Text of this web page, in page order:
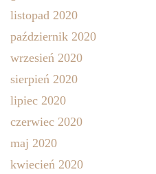
listopad 2020
październik 2020
wrzesień 2020
sierpień 2020
lipiec 2020
czerwiec 2020
maj 2020
kwiecień 2020